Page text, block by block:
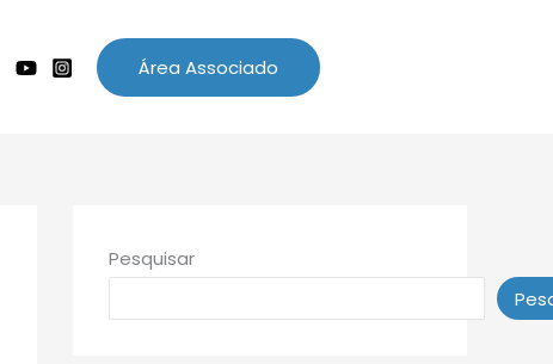
Área Associado
Pesquisar